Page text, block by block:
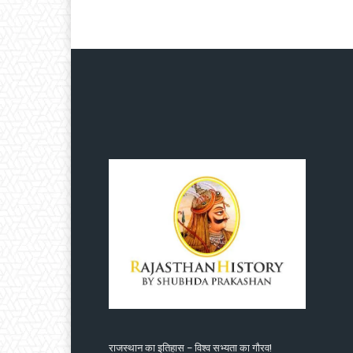
राजस्थान का इतिहास – विश्व सभ्यता का गौरव!